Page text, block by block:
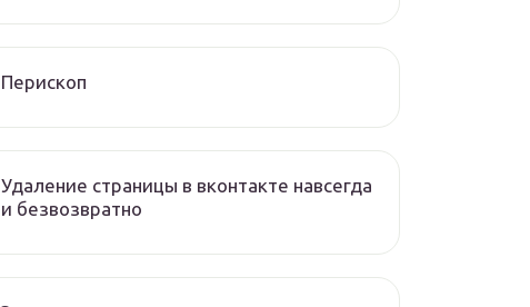
Перископ
Удаление страницы в вконтакте навсегда
и безвозвратно